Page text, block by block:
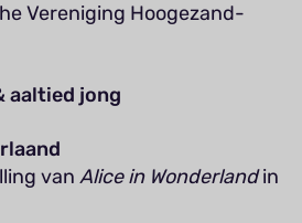
Vereniging Hoogezand-
aaltied jong
van Alice in Wonderlandin